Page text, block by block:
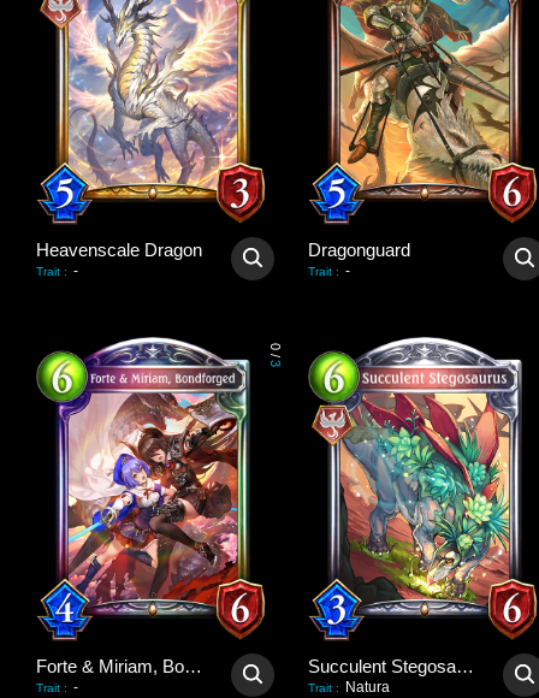
Heavenscale Dragon
Trait : -
Dragonguard
Trait : -
0
/
3
Forte & Miriam, Bondforged
Trait : -
Succulent Stegosaurus
Trait : Natura